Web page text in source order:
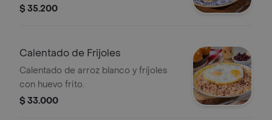
mozarella gratinado.
$ 35.200
Calentado de Frijoles
Calentado de arroz blanco y fríjoles
con huevo frito.
$ 33.000